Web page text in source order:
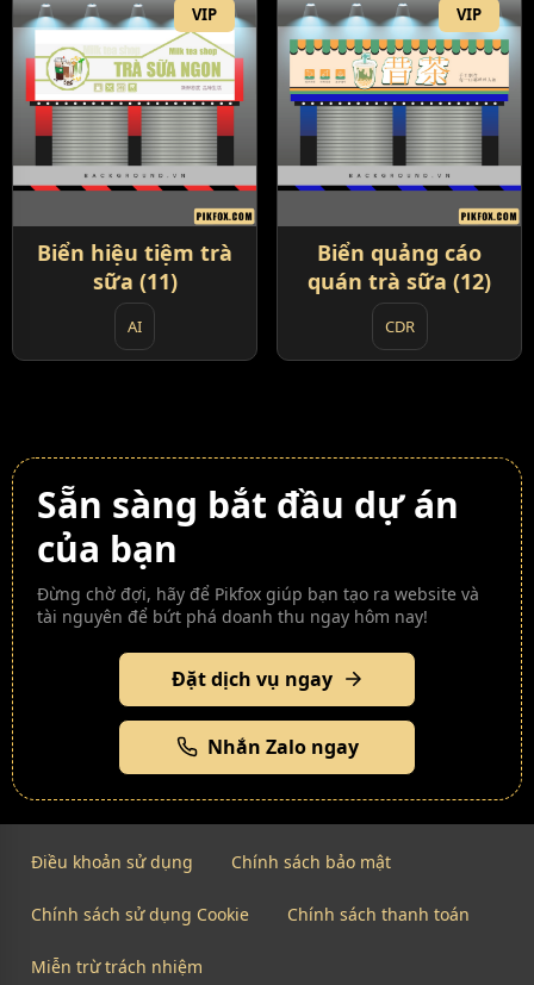
VIP
Biển hiệu tiệm trà
sữa (11)
AI
VIP
Biển quảng cáo
quán trà sữa (12)
CDR
Sẵn sàng bắt đầu dự án
của bạn
Đừng chờ đợi, hãy để Pikfox giúp bạn tạo ra website và
tài nguyên để bứt phá doanh thu ngay hôm nay!
Đặt dịch vụ ngay
Nhắn Zalo ngay
Điều khoản sử dụng Chính sách bảo mật
Chính sách sử dụng Cookie Chính sách thanh toán
Miễn trừ trách nhiệm